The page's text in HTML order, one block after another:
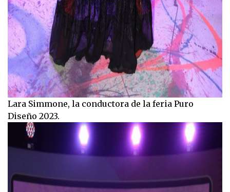
Lara Simmone, la conductora de la feria Puro
Diseño 2023.